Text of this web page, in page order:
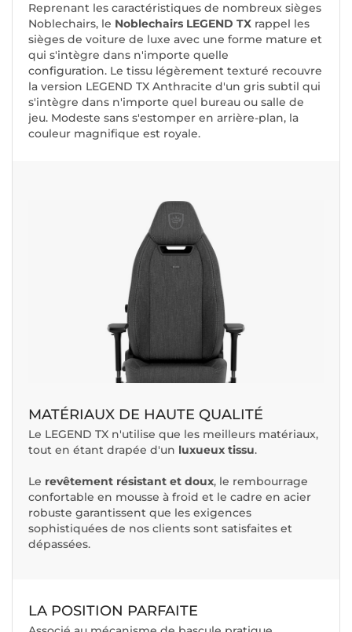
Reprenant les caractéristiques de nombreux sièges
Noblechairs, le Noblechairs LEGEND TX rappel les
sièges de voiture de luxe avec une forme mature et
qui s'intègre dans n'importe quelle
configuration. Le tissu légèrement texturé recouvre
la version LEGEND TX Anthracite d'un gris subtil qui
s'intègre dans n'importe quel bureau ou salle de
jeu. Modeste sans s'estomper en arrière-plan, la
couleur magnifique est royale.
MATÉRIAUX DE HAUTE QUALITÉ
Le LEGEND TX n'utilise que les meilleurs matériaux,
tout en étant drapée d'un luxueux tissu.
Le revêtement résistant et doux, le rembourrage
confortable en mousse à froid et le cadre en acier
robuste garantissent que les exigences
sophistiquées de nos clients sont satisfaites et
dépassées.
LA POSITION PARFAITE